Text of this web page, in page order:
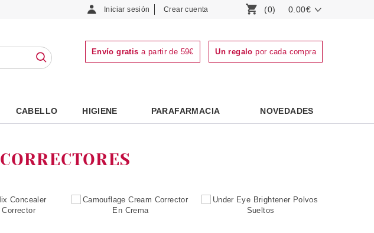
Iniciar sesión Crear cuenta (0) 0.00€
Envío gratis a partir de 59€ Un regalo por cada compra
CABELLO HIGIENE PARAFARMACIA NOVEDADES
CORRECTORES